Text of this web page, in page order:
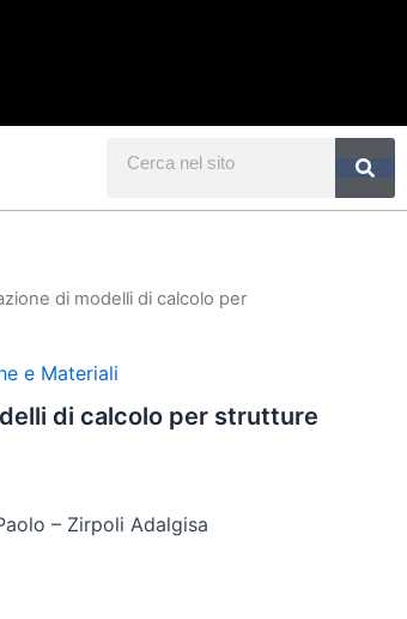
di modelli di calcolo per
e Materiali
di calcolo per strutture
– Zirpoli Adalgisa